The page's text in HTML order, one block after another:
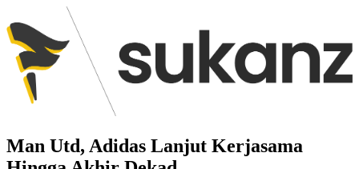
Man Utd, Adidas Lanjut Kerjasama